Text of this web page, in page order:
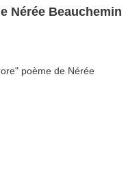
Nérée Beauchemin